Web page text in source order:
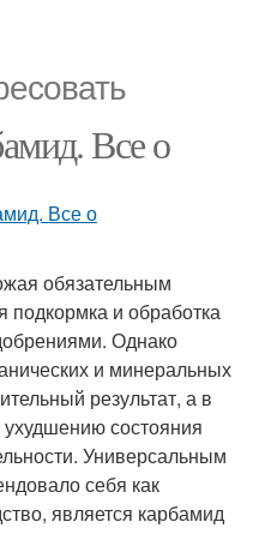
Все о
обязательным
подкормка и обработка
Однако
и минеральных
результат, а в
ухудшению состояния
Универсальным
себя как
является карбамид